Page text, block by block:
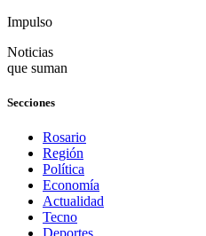
Impulso
Noticias
que suman
Secciones
Rosario
Región
Política
Economía
Actualidad
Tecno
Deportes